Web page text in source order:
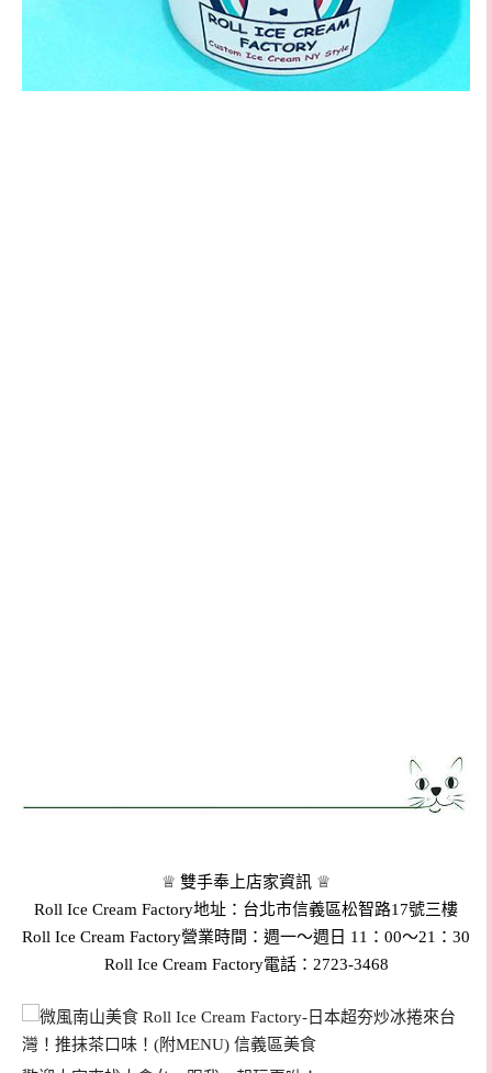
♕ 雙手奉上店家資訊 ♕
Roll Ice Cream Factory地址：台北市信義區松智路17號三樓
Roll Ice Cream Factory營業時間：週一～週日 11：00～21：30
Roll Ice Cream Factory電話：2723-3468